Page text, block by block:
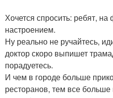
Хочется спросить: ребят,
настроением.
Ну реально не ручайтесь,
доктор скоро выпишет
порадуетесь.
И чем в городе больше
ресторанов, тем все